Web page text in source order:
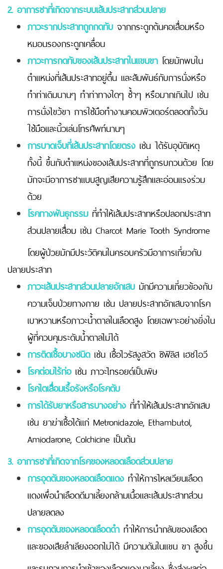
2. อาการชาที่เกิดจากระบบเส้นประสาทส่วนปลาย
ภาวะรากประสาทถูกกดทับ จากกระดูกต้นคอเสื่อมหรือ
หมอนรองกระดูกเคลื่อน
ภาวะการกดทับของเส้นประสาทในแขนขาโดยมักพบใน
ตำแหน่งที่เส้นประสาทอยู่ตื้น และสัมพันธ์กับการนั่งหรือ
ทำท่าเดิมนานๆ ทำท่าทางใดๆ ซ้ำๆ หรือมากเกินไป เช่น
การนั่งไขว้ขา การใช้มือทำงานคอมพิวเตอร์ตลอดทั้งวัน
ใช้มือและนิ้วเล่นโทรศัพท์นานๆ
การบาดเจ็บที่เส้นประสาทโดยตรงเช่น ได้รับอุบัติเหตุ
ทั้งนี้ ขึ้นกับตำแหน่งของเส้นประสาทที่ถูกรบกวนด้วย โดย
มักจะมีอาการชาแบบสูญเสียความรู้สึกและอ่อนแรงร่วม
ด้วย
โรคทางพันธุกรรมที่ทำให้เส้นประสาทหรือปลอกประสาท
ส่วนปลายเสื่อม เช่น Charcot Marie Tooth Syndrome
โดยผู้ป่วยมักมีประวัติคนในครอบครัวมีอาการเกี่ยวกับ
ปลายประสาท
ภาวะเส้นประสาทส่วนปลายอักเสบ มักมีความเกี่ยวข้องกับ
ความเจ็บป่วยทางกาย เช่น ปลายประสาทอักเสบจากโรค
เบาหวานหรือภาวะน้ำตาลในเลือดสูง โดยเฉพาะอย่างยิ่งใน
ผู้ที่ควบคุมระดับน้ำตาลไม่ได้
การติดเชื้อบางชนิดเช่น เชื้อไวรัสงูสวัด ซิฟิลิส เฮชไอวี
โรคต่อมไร้ท่อเช่น ภาวะไทรอยด์เป็นพิษ
โรคไตเสื่อมเรื้อรังหรือโรคตับ
การได้รับยาหรือสารบางอย่างที่ทำให้เส้นประสาทอักเสบ
เช่น ยาฆ่าเชื้อได้แก่ Metronidazole, Ethambutol,
Amiodarone, Colchicine เป็นต้น
3. อาการชาที่เกิดจากโรคของหลอดเลือดส่วนปลาย
การอุดตันของหลอดเลือดแดงทำให้การไหลเวียนเลือด
แดงเพื่อนำเลือดดีมาเลี้ยงกล้ามเนื้อและเส้นประสาทส่วน
ปลายลดลง
การอุดตันของหลอดเลือดดำทำให้การนำกลับของเลือด
และของเสียลำเลียงออกไม่ได้ มีความดันในแขน ขา สูงขึ้น